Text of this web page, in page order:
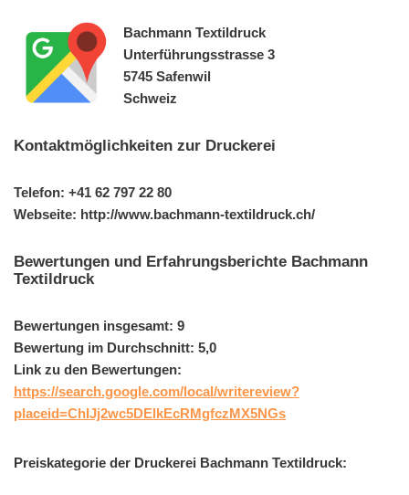
Bachmann Textildruck
Unterführungsstrasse 3
5745 Safenwil
Schweiz
Kontaktmöglichkeiten zur Druckerei
Telefon: +41 62 797 22 80
Webseite: http://www.bachmann-textildruck.ch/
Bewertungen und Erfahrungsberichte Bachmann
Textildruck
Bewertungen insgesamt: 9
Bewertung im Durchschnitt: 5,0
Link zu den Bewertungen:
https://search.google.com/local/writereview?
placeid=ChIJj2wc5DElkEcRMgfczMX5NGs
Preiskategorie der Druckerei Bachmann Textildruck: